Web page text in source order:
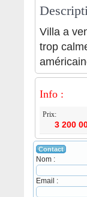
Villa a
trop
Info :
Prix:
3 200
Contact
Nom :
Email :